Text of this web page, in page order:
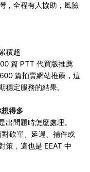
，全程有人協助，風險
積超
篇 PTT 代買版推薦
篇拍賣網站推薦，這
定服務的結果。
得多
問題時怎麼處理。
砍單、延遲、補件或
策，這也是 EEAT 中